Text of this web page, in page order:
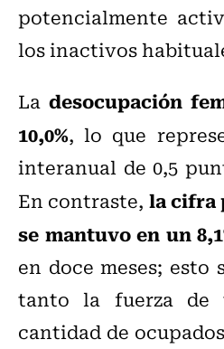
potencialmente
los inactivos
La desocupación
10,0%, lo que
interanual de 0,5
En contraste, la cifra
se mantuvo en un
en doce meses; esto
tanto la fuerza de
cantidad de